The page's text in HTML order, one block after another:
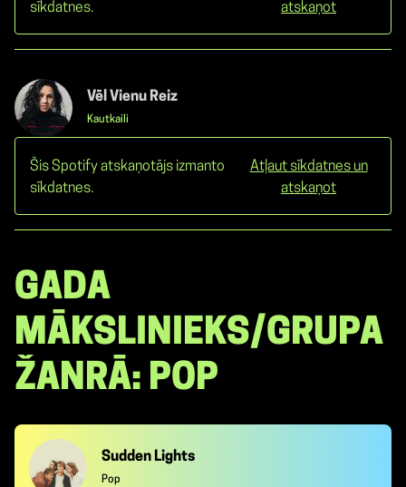
sīkdatnes.
atskaņot
Vēl Vienu Reiz
Kautkaili
Šis Spotify atskaņotājs izmanto
sīkdatnes.
Atļaut sīkdatnes un
atskaņot
GADA
MĀKSLINIEKS/GRUPA
ŽANRĀ: POP
Sudden Lights
Pop